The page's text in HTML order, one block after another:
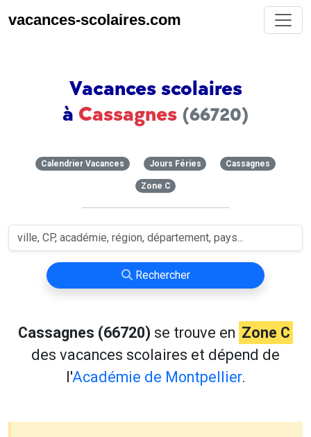
vacances-scolaires.com
Vacances scolaires
à Cassagnes (66720)
Calendrier Vacances Jours Féries Cassagnes
Zone C
Rechercher
Cassagnes (66720) se trouve en Zone C
des vacances scolaires et dépend de
l'Académie de Montpellier.